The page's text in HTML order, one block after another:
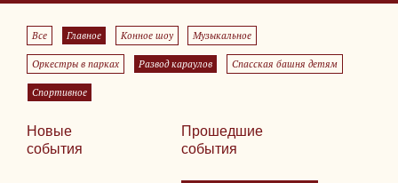
Все Главное Конное шоу Музыкальное
Оркестры в парках Развод караулов Спасская башня детям
Спортивное
Новые
события
Прошедшие
события